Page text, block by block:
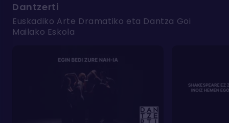
Dantzerti
Euskadiko Arte Dramatiko eta Dantza Goi
Mailako Eskola